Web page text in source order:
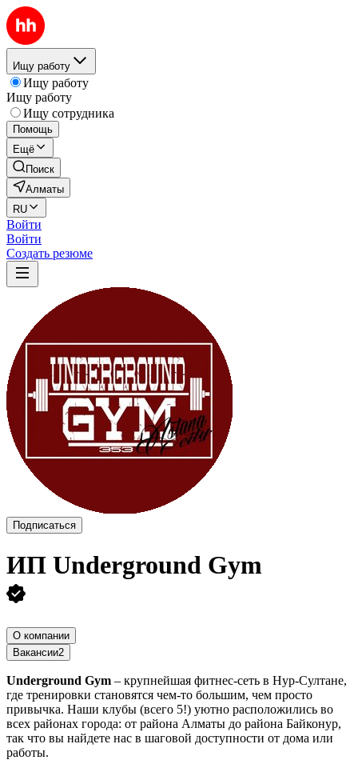
Ищу работу
Ищу работу
Ищу работу
Ищу сотрудника
Помощь
Ещё
Поиск
Алматы
RU
Войти
Войти
Создать резюме
Подписаться
ИП Underground Gym
О компании
Вакансии2
Underground Gym – крупнейшая фитнес-сеть в Нур-Султане,
где тренировки становятся чем-то большим, чем просто
привычка. Наши клубы (всего 5!) уютно расположились во
всех районах города: от района Алматы до района Байконур,
так что вы найдете нас в шаговой доступности от дома или
работы.